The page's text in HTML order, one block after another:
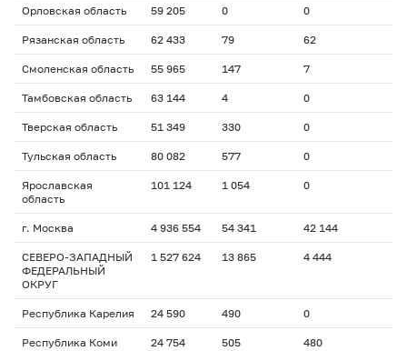
Орловская область 59 205 0 0
Рязанская область 62 433 79 62
Смоленская область 55 965 147 7
Тамбовская область 63 144 4 0
Тверская область 51 349 330 0
Тульская область 80 082 577 0
Ярославская
область
101 124 1 054 0
г. Москва 4 936 554 54 341 42 144
СЕВЕРО-ЗАПАДНЫЙ
ФЕДЕРАЛЬНЫЙ
ОКРУГ
1 527 624 13 865 4 444
Республика Карелия 24 590 490 0
Республика Коми 24 754 505 480